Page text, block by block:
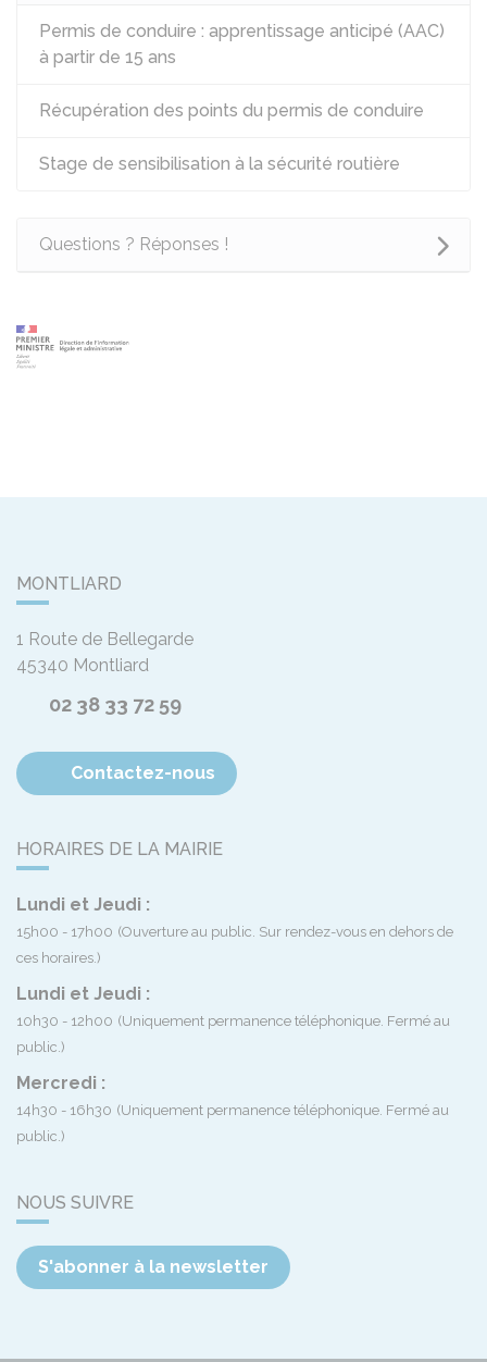
Permis de conduire : apprentissage anticipé (AAC)
à partir de 15 ans
Récupération des points du permis de conduire
Stage de sensibilisation à la sécurité routière
Questions ? Réponses !
MONTLIARD
1 Route de Bellegarde
45340 Montliard
02 38 33 72 59
Contactez-nous
HORAIRES DE LA MAIRIE
Lundi et Jeudi :
15h00 - 17h00 (Ouverture au public. Sur rendez-vous en dehors de
ces horaires.)
Lundi et Jeudi :
10h30 - 12h00 (Uniquement permanence téléphonique. Fermé au
public.)
Mercredi :
14h30 - 16h30 (Uniquement permanence téléphonique. Fermé au
public.)
NOUS SUIVRE
S'abonner à la newsletter